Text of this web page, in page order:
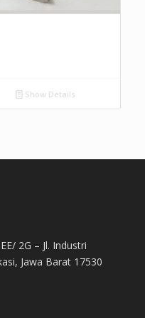
Show Details
2G – Jl. Industri
Jawa Barat 17530